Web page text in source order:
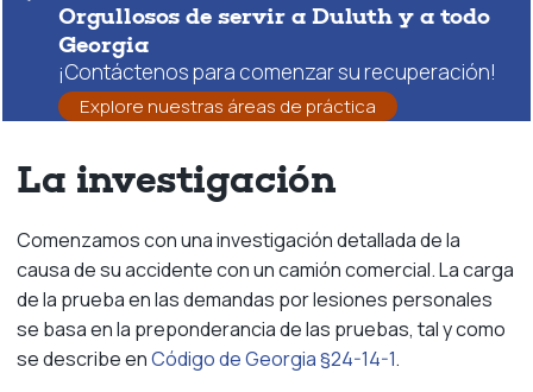
Orgullosos de servir a Duluth y a todo
Georgia
¡Contáctenos para comenzar su recuperación!
Explore nuestras áreas de práctica
La investigación
Comenzamos con una investigación detallada de la
causa de su accidente con un camión comercial. La carga
de la prueba en las demandas por lesiones personales
se basa en la preponderancia de las pruebas, tal y como
se describe enCódigo de Georgia §24-14-1.